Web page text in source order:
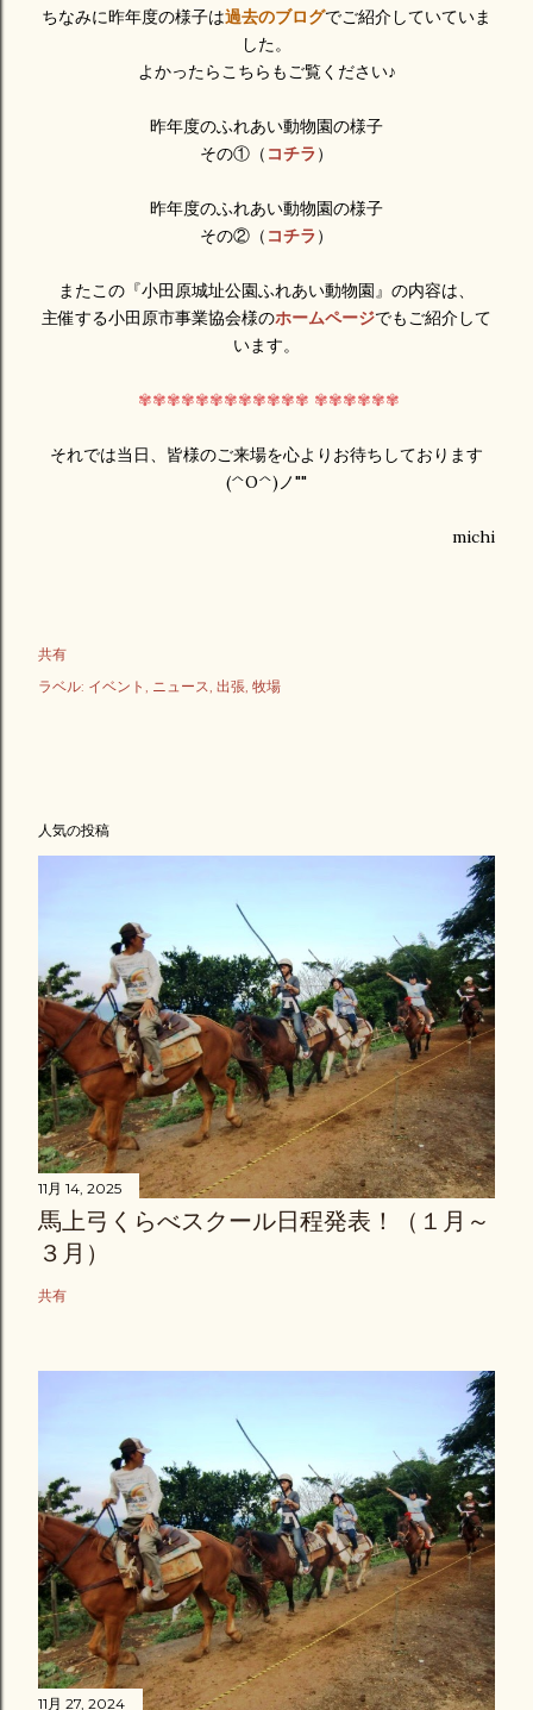
ちなみに昨年度の様子は過去のブログでご紹介していていま
した。
よかったらこちらもご覧ください♪
昨年度のふれあい動物園の様子
その①（ コチラ ）
昨年度のふれあい動物園の様子
その②（ コチラ ）
またこの『小田原城址公園ふれあい動物園』の内容は、
主催する小田原市事業協会様のホームページでもご紹介して
います。
✾✾✾✾✾✾✾✾✾✾✾✾ ✾✾✾✾✾✾
それでは当日、皆様のご来場を心よりお待ちしております
(^O^)ノ""
michi
共有
ラベル: イベント ニュース 出張 牧場
人気の投稿
11月 14, 2025
馬上弓くらべスクール日程発表！（１月～
３月）
共有
11月 27, 2024